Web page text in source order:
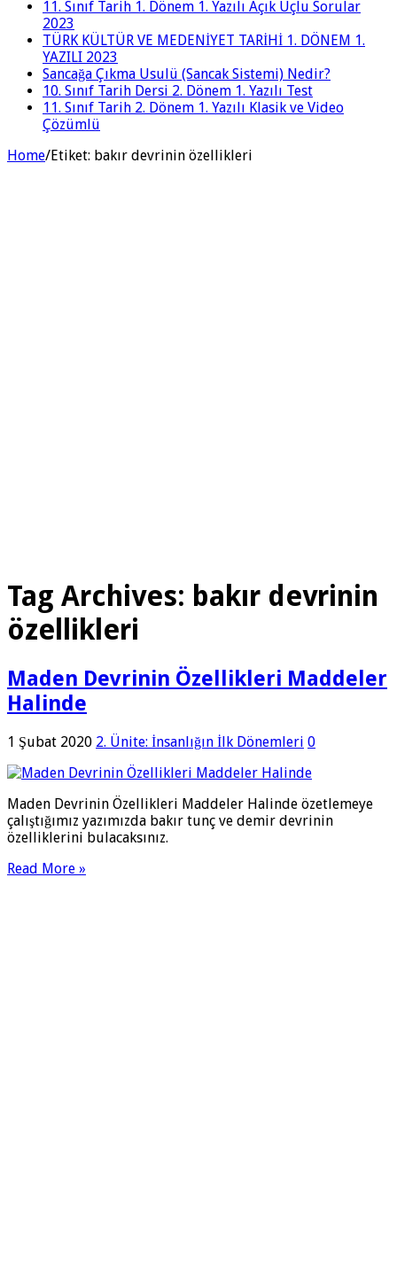
11. Sınıf Tarih 1. Dönem 1. Yazılı Açık Uçlu Sorular
2023
TÜRK KÜLTÜR VE MEDENİYET TARİHİ 1. DÖNEM 1.
YAZILI 2023
Sancağa Çıkma Usulü (Sancak Sistemi) Nedir?
10. Sınıf Tarih Dersi 2. Dönem 1. Yazılı Test
11. Sınıf Tarih 2. Dönem 1. Yazılı Klasik ve Video
Çözümlü
Home/Etiket: bakır devrinin özellikleri
Tag Archives: bakır devrinin
özellikleri
Maden Devrinin Özellikleri Maddeler
Halinde
1 Şubat 2020 2. Ünite: İnsanlığın İlk Dönemleri 0
Maden Devrinin Özellikleri Maddeler Halinde özetlemeye
çalıştığımız yazımızda bakır tunç ve demir devrinin
özelliklerini bulacaksınız.
Read More »